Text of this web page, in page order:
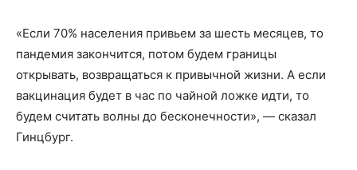
«Если 70% населения привьем за шесть месяцев, то
пандемия закончится, потом будем границы
открывать, возвращаться к привычной жизни. А если
вакцинация будет в час по чайной ложке идти, то
будем считать волны до бесконечности», — сказал
Гинцбург.